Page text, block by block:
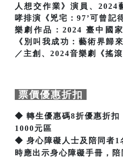
人想交作業》演員、2024
哮排演《兇宅：97’可曾記
樂劇作品：2024 臺中國
《別叫我成功：藝術界歸
／主創、2024音樂劇《搖
票價優惠折扣
◆ 轉生優惠碼8折優惠折扣
1000元區
◆ 身心障礙人士及陪同者1
時應出示身心障礙手冊，